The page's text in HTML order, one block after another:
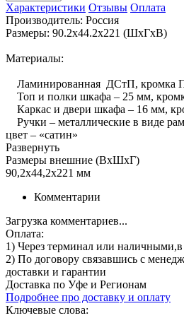
Характеристики Отзывы Оплата
Производитель: Россия
Размеры: 90.2x44.2x221 (ШхГхВ)
Материалы:
Ламинированная ДСтП, кромка
Топ и полки шкафа – 25 мм,
Каркас и двери шкафа – 16 мм,
Ручки – металлические в виде
цвет – «сатин»
Развернуть
Размеры внешние (ВхШхГ)
90,2х44,2х221 мм
Комментарии
Загрузка комментариев...
Оплата:
1) Через терминал или наличными
2) По договору связавшись с
доставки и гарантии
Доставка по Уфе и Регионам
Подробнее про доставку и оплату
Ключевые слова: